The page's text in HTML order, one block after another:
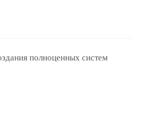
полноценных систем